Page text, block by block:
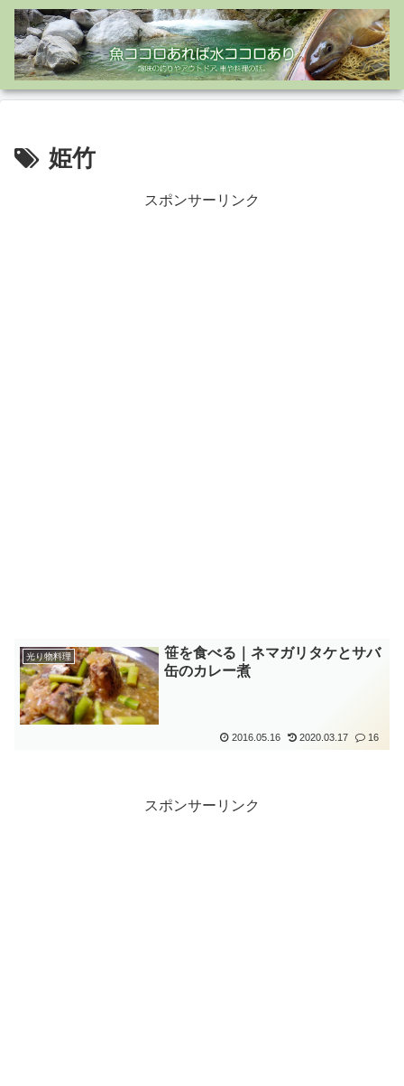
姫竹
スポンサーリンク
光り物料理
笹を食べる｜ネマガリタケとサバ
缶のカレー煮
2016.05.16 2020.03.17 16
スポンサーリンク